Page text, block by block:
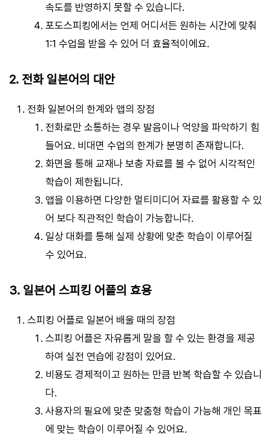
속도를 반영하지 못할 수 있습니다.
포도스피킹에서는 언제 어디서든 원하는 시간에 맞춰
1:1 수업을 받을 수 있어 더 효율적이에요.
2. 전화 일본어의 대안
전화 일본어의 한계와 앱의 장점
전화로만 소통하는 경우 발음이나 억양을 파악하기 힘
들어요. 비대면 수업의 한계가 분명히 존재합니다.
화면을 통해 교재나 보충 자료를 볼 수 없어 시각적인
학습이 제한됩니다.
앱을 이용하면 다양한 멀티미디어 자료를 활용할 수 있
어 보다 직관적인 학습이 가능합니다.
일상 대화를 통해 실제 상황에 맞춘 학습이 이루어질
수 있어요.
3. 일본어 스피킹 어플의 효용
스피킹 어플로 일본어 배울 때의 장점
스피킹 어플은 자유롭게 말을 할 수 있는 환경을 제공
하여 실전 연습에 강점이 있어요.
비용도 경제적이고 원하는 만큼 반복 학습할 수 있습니
다.
사용자의 필요에 맞춘 맞춤형 학습이 가능해 개인 목표
에 맞는 학습이 이루어질 수 있어요.